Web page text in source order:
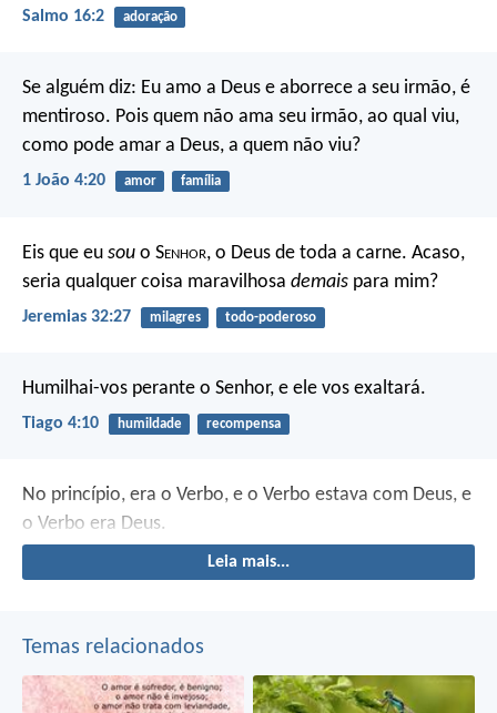
Salmo 16:2 adoração
Se alguém diz: Eu amo a Deus e aborrece a seu irmão, é
mentiroso. Pois quem não ama seu irmão, ao qual viu,
como pode amar a Deus, a quem não viu?
1 João 4:20 amor família
Eis que eu sou o Senhor, o Deus de toda a carne. Acaso,
seria qualquer coisa maravilhosa demais para mim?
Jeremias 32:27 milagres todo-poderoso
Humilhai-vos perante o Senhor, e ele vos exaltará.
Tiago 4:10 humildade recompensa
No princípio, era o Verbo, e o Verbo estava com Deus, e
o Verbo era Deus.
Leia mais...
Temas relacionados